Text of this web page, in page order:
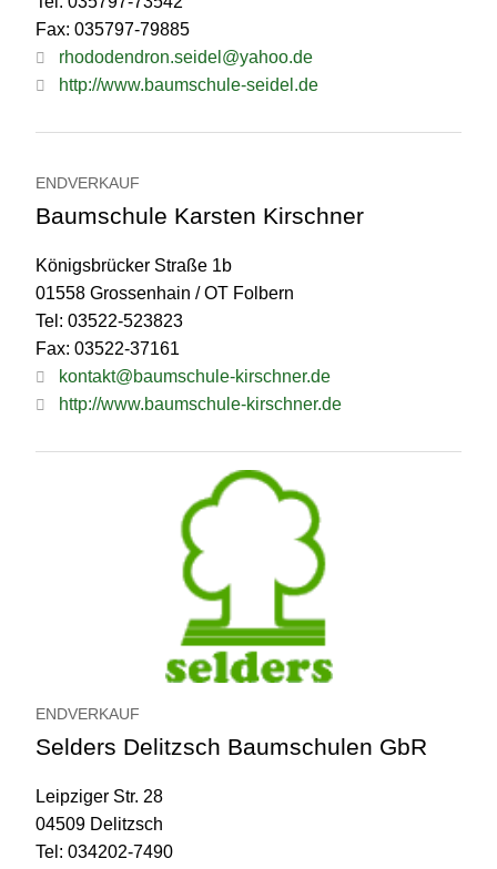
Fax: 035797-79885
rhododendron.seidel@yahoo.de
http://www.baumschule-seidel.de
ENDVERKAUF
Baumschule Karsten Kirschner
Königsbrücker Straße 1b
01558 Grossenhain / OT Folbern
Tel: 03522-523823
Fax: 03522-37161
kontakt@baumschule-kirschner.de
http://www.baumschule-kirschner.de
ENDVERKAUF
Selders Delitzsch Baumschulen GbR
Leipziger Str. 28
04509 Delitzsch
Tel: 034202-7490